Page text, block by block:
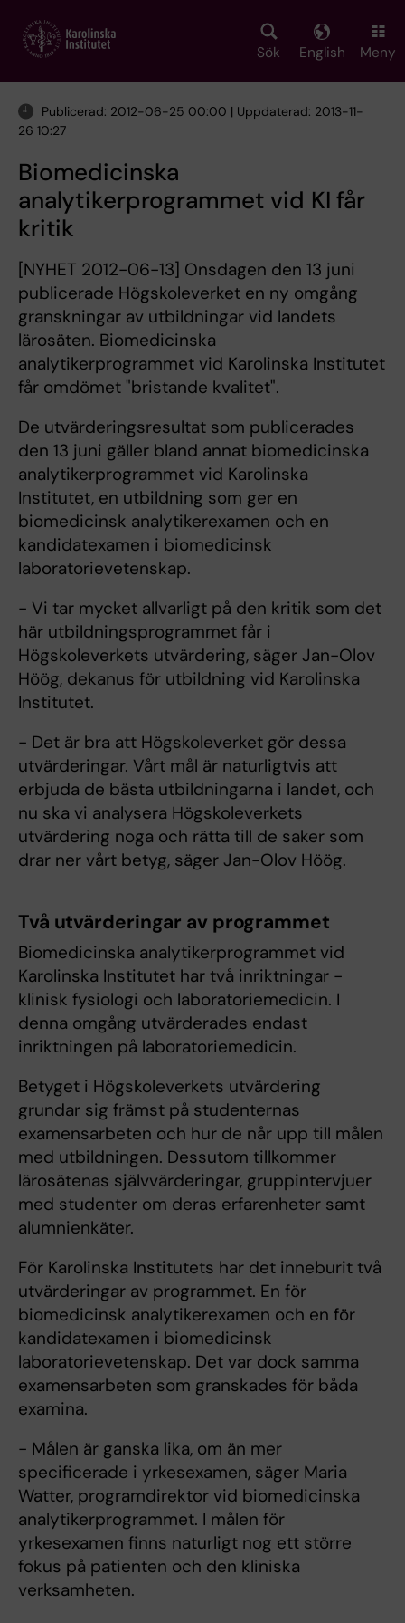
main
Sök English Meny
Publicerad: 2012-06-25 00:00 | Uppdaterad: 2013-11-
26 10:27
Biomedicinska
analytikerprogrammet vid KI får
kritik
[NYHET 2012-06-13] Onsdagen den 13 juni
publicerade Högskoleverket en ny omgång
granskningar av utbildningar vid landets
lärosäten. Biomedicinska
analytikerprogrammet vid Karolinska Institutet
får omdömet "bristande kvalitet".
De utvärderingsresultat som publicerades
den 13 juni gäller bland annat biomedicinska
analytikerprogrammet vid Karolinska
Institutet, en utbildning som ger en
biomedicinsk analytikerexamen och en
kandidatexamen i biomedicinsk
laboratorievetenskap.
- Vi tar mycket allvarligt på den kritik som det
här utbildningsprogrammet får i
Högskoleverkets utvärdering, säger Jan-Olov
Höög, dekanus för utbildning vid Karolinska
Institutet.
- Det är bra att Högskoleverket gör dessa
utvärderingar. Vårt mål är naturligtvis att
erbjuda de bästa utbildningarna i landet, och
nu ska vi analysera Högskoleverkets
utvärdering noga och rätta till de saker som
drar ner vårt betyg, säger Jan-Olov Höög.
Två utvärderingar av programmet
Biomedicinska analytikerprogrammet vid
Karolinska Institutet har två inriktningar -
klinisk fysiologi och laboratoriemedicin. I
denna omgång utvärderades endast
inriktningen på laboratoriemedicin.
Betyget i Högskoleverkets utvärdering
grundar sig främst på studenternas
examensarbeten och hur de når upp till målen
med utbildningen. Dessutom tillkommer
lärosätenas självvärderingar, gruppintervjuer
med studenter om deras erfarenheter samt
alumnienkäter.
För Karolinska Institutets har det inneburit två
utvärderingar av programmet. En för
biomedicinsk analytikerexamen och en för
kandidatexamen i biomedicinsk
laboratorievetenskap. Det var dock samma
examensarbeten som granskades för båda
examina.
- Målen är ganska lika, om än mer
specificerade i yrkesexamen, säger Maria
Watter, programdirektor vid biomedicinska
analytikerprogrammet. I målen för
yrkesexamen finns naturligt nog ett större
fokus på patienten och den kliniska
verksamheten.